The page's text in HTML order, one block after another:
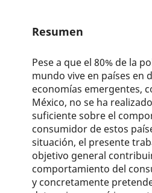
Resumen
Pese a que el 80% de la
mundo vive en países en
economías emergentes,
México, no se ha
suficiente sobre el
consumidor de estos
situación, el presente
objetivo general
comportamiento del
y concretamente